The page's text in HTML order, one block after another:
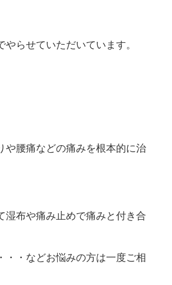
やらせていただいています。
や腰痛などの痛みを根本的に治
湿布や痛み止めで痛みと付き合
・・などお悩みの方は一度ご相